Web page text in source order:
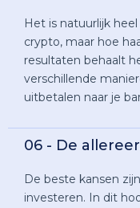
Het is natuurlijk
crypto, maar hoe
resultaten behaalt
verschillende
uitbetalen naar je
06 - De
De beste kansen
investeren. In dit